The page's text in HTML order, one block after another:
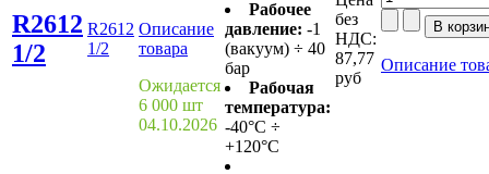
R2612
1/2
R2612
1/2
Описание
товара
Ожидается
6 000 шт
04.10.2026
Рабочее
давление: -1
(вакуум) ÷ 40
бар
Рабочая
температура:
-40°C ÷
+120°C
без
НДС:
87,77
руб
Описание